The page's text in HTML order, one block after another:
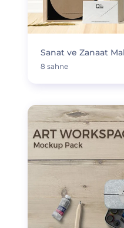
Sanat ve Zanaat
8 sahne